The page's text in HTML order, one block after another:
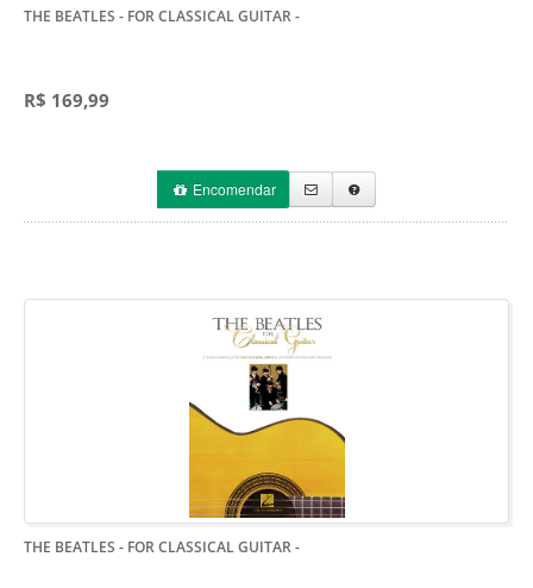
THE BEATLES - FOR CLASSICAL GUITAR-
R$ 169,99
Encomendar
THE BEATLES - FOR CLASSICAL GUITAR-